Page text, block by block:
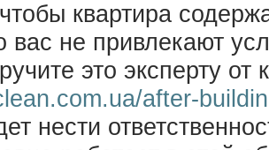
квартира
вас не привлекают
это эксперту от
after-
нести